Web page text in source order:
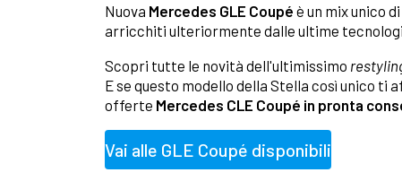
Nuova Mercedes GLE Coupé è un mix unico
arricchiti ulteriormente dalle ultime
Scopri tutte le novità dell'ultimissimo
E se questo modello della Stella così unico
offerte Mercedes CLE Coupé in pronta
Vai alle GLE Coupé disponibili